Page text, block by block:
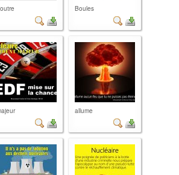
Boules
allume